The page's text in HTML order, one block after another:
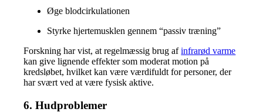
Øge blodcirkulationen
Styrke hjertemusklen gennem “passiv træning”
Forskning har vist, at regelmæssig brug afinfrarød varme
kan give lignende effekter som moderat motion på
kredsløbet, hvilket kan være værdifuldt for personer, der
har svært ved at være fysisk aktive.
6. Hudproblemer